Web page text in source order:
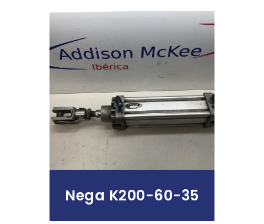
Leer Más
Nega K200-60-35